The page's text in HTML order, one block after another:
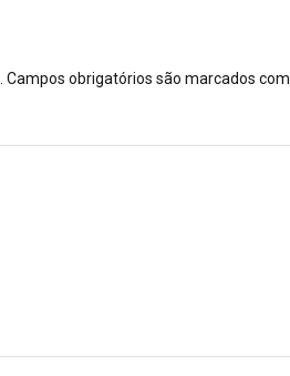
Campos obrigatórios são marcados com